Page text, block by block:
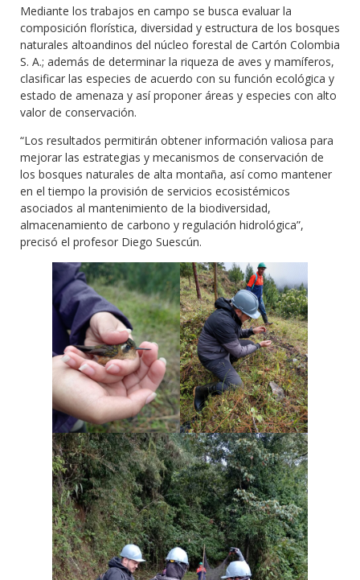
Mediante los trabajos en campo se busca evaluar la
composición florística, diversidad y estructura de los bosques
naturales altoandinos del núcleo forestal de Cartón Colombia
S. A.; además de determinar la riqueza de aves y mamíferos,
clasificar las especies de acuerdo con su función ecológica y
estado de amenaza y así proponer áreas y especies con alto
valor de conservación.
“Los resultados permitirán obtener información valiosa para
mejorar las estrategias y mecanismos de conservación de
los bosques naturales de alta montaña, así como mantener
en el tiempo la provisión de servicios ecosistémicos
asociados al mantenimiento de la biodiversidad,
almacenamiento de carbono y regulación hidrológica”,
precisó el profesor Diego Suescún.